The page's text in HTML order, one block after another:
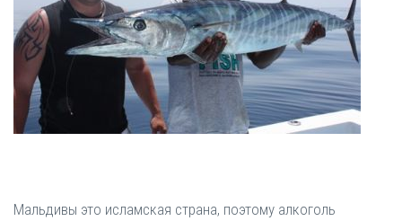
Мальдивы это исламская страна, поэтому алкоголь